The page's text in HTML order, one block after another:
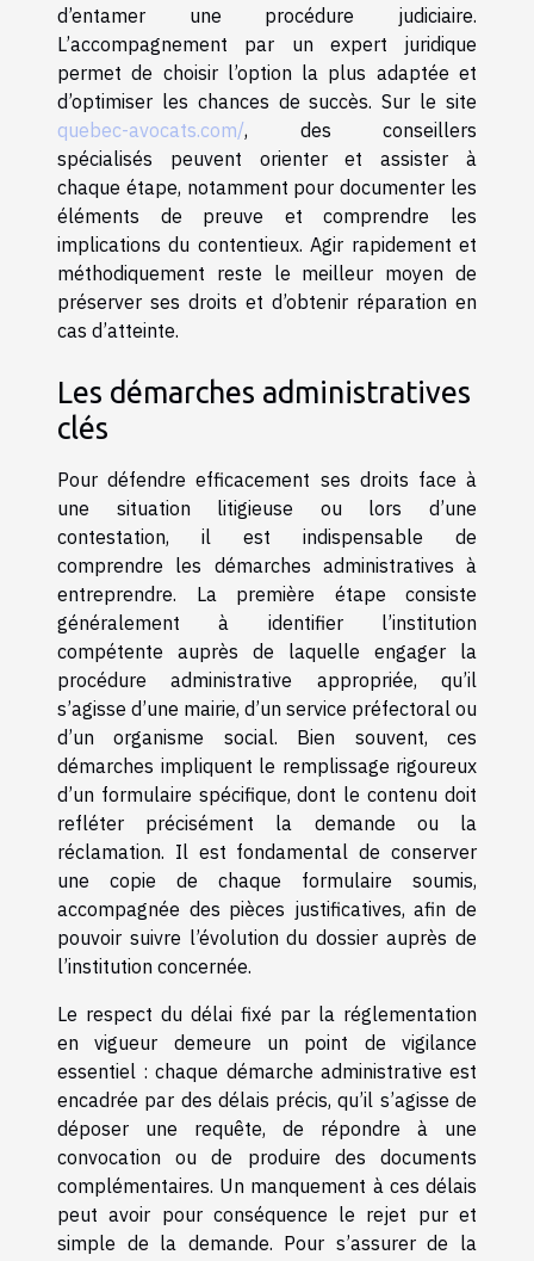
d’entamer une procédure judiciaire.
L’accompagnement par un expert juridique
permet de choisir l’option la plus adaptée et
d’optimiser les chances de succès. Sur le site
quebec-avocats.com/, des conseillers
spécialisés peuvent orienter et assister à
chaque étape, notamment pour documenter les
éléments de preuve et comprendre les
implications du contentieux. Agir rapidement et
méthodiquement reste le meilleur moyen de
préserver ses droits et d’obtenir réparation en
cas d’atteinte.
Les démarches administratives
clés
Pour défendre efficacement ses droits face à
une situation litigieuse ou lors d’une
contestation, il est indispensable de
comprendre les démarches administratives à
entreprendre. La première étape consiste
généralement à identifier l’institution
compétente auprès de laquelle engager la
procédure administrative appropriée, qu’il
s’agisse d’une mairie, d’un service préfectoral ou
d’un organisme social. Bien souvent, ces
démarches impliquent le remplissage rigoureux
d’un formulaire spécifique, dont le contenu doit
refléter précisément la demande ou la
réclamation. Il est fondamental de conserver
une copie de chaque formulaire soumis,
accompagnée des pièces justificatives, afin de
pouvoir suivre l’évolution du dossier auprès de
l’institution concernée.
Le respect du délai fixé par la réglementation
en vigueur demeure un point de vigilance
essentiel : chaque démarche administrative est
encadrée par des délais précis, qu’il s’agisse de
déposer une requête, de répondre à une
convocation ou de produire des documents
complémentaires. Un manquement à ces délais
peut avoir pour conséquence le rejet pur et
simple de la demande. Pour s’assurer de la